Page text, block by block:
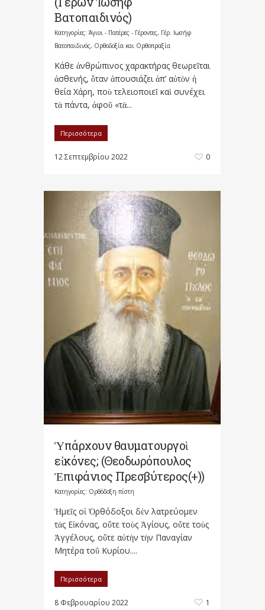
Βατοπαιδινός)
Κατηγορίες: Άγιοι - Πατέρες - Γέροντες, Γέρ. Ιωσήφ
Βατοπαιδινός, Ορθοδοξία και Ορθοπραξία
Κάθε ἀνθρώπινος χαρακτήρας θεωρεῖται
ἀσθενής, ὅταν ἀπουσιάζει ἀπ’ αὐτὸν ἡ
θεία Χάρη, ποὺ τελειοποιεῖ καὶ συνέχει
τὰ πάντα, ἀφοῦ «τὰ...
Περισσότερα
12 Σεπτεμβρίου 2022 0
Ὑπάρχουν θαυματουργοὶ
εἰκόνες; (Θεοδωρόπουλος
Ἐπιφάνιος Πρεσβύτερος(+))
Κατηγορίες: Ορθόδοξη πίστη
Ἡμεῖς οἱ Ὀρθόδοξοι δὲν λατρεύομεν
τὰς Εἰκόνας, οὔτε τοὺς Ἁγίους, οὔτε τοὺς
Ἀγγέλους, οὔτε αὐτὴν τὴν Παναγίαν
Μητέρα τοῦ Κυρίου....
Περισσότερα
8 Φεβρουαρίου 2022 1